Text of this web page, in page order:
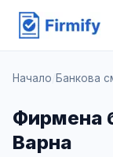
Начало Банкова
Фирмена
Варна